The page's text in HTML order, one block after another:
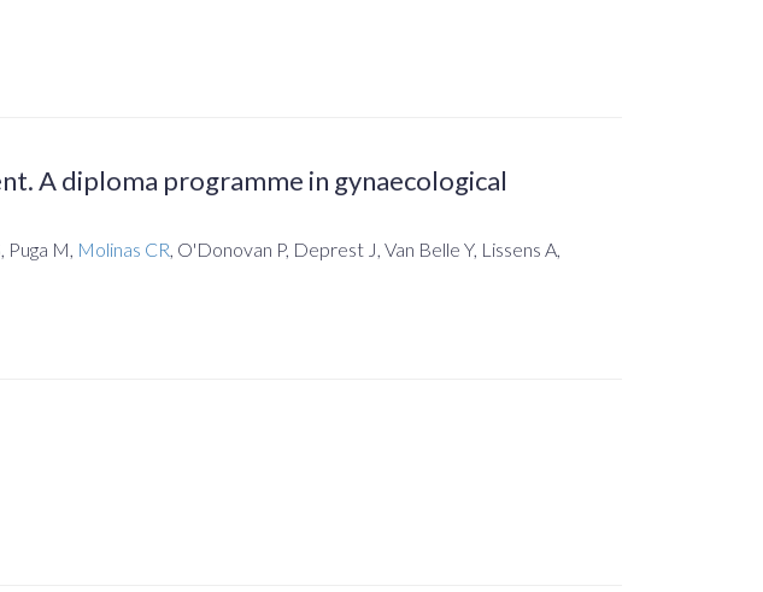
A diploma programme in gynaecological
Puga M, Molinas CR, O'Donovan P, Deprest J, Van Belle Y, Lissens A,